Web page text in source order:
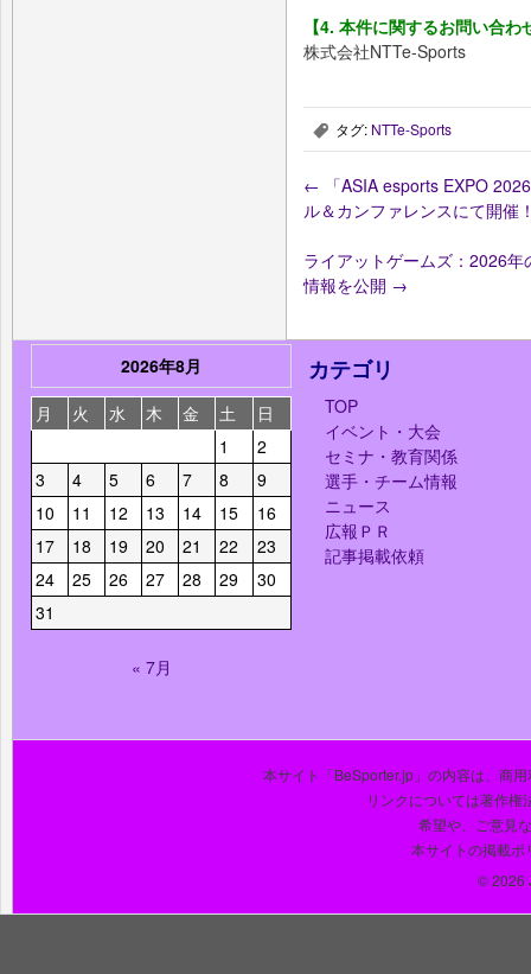
【4. 本件に関するお問い合わ
株式会社NTTe-Sports
, タグ: NTTe-Sports
← 「ASIA esports EXPO
ル＆カンファレンスにて開催
ライアットゲームズ：2026
情報を公開 →
2026年8月
月
火 水 木 金 土
日
1
2
3
4 5 6 7 8
9
10
11 12 13 14 15
16
17
18 19 20 21 22
23
24
25 26 27 28 29
30
31
« 7月
カテゴリ
TOP
イベント・大会
セミナ・教育関係
選手・チーム情報
ニュース
広報ＰＲ
記事掲載依頼
本サイト「BeSporter.jp」の内容は、商
リンクについては著作権
希望や、ご意見
本サイトの掲載ポ
© 2026